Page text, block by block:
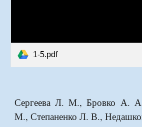
1-5.pdf
Сергеева Л. М., Бровко А.
М., Степаненко Л. В.,